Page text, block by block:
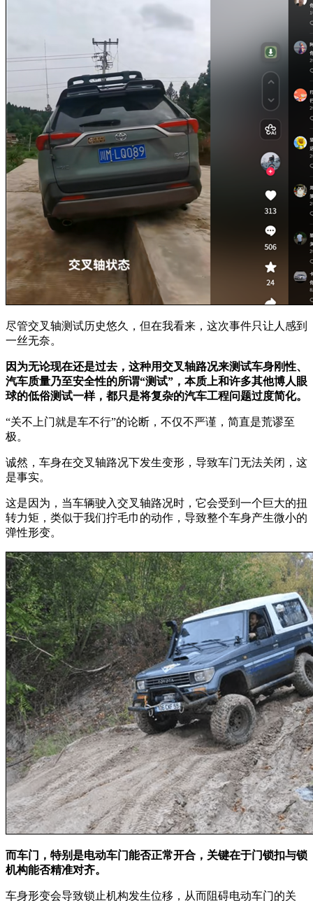
尽管交叉轴测试历史悠久，但在我看来，这次事件只让人感到
一丝无奈。
因为无论现在还是过去，这种用交叉轴路况来测试车身刚性、
汽车质量乃至安全性的所谓“测试”，本质上和许多其他博人眼
球的低俗测试一样，都只是将复杂的汽车工程问题过度简化。
“关不上门就是车不行”的论断，不仅不严谨，简直是荒谬至
极。
诚然，车身在交叉轴路况下发生变形，导致车门无法关闭，这
是事实。
这是因为，当车辆驶入交叉轴路况时，它会受到一个巨大的扭
转力矩，类似于我们拧毛巾的动作，导致整个车身产生微小的
弹性形变。
而车门，特别是电动车门能否正常开合，关键在于门锁扣与锁
机构能否精准对齐。
车身形变会导致锁止机构发生位移，从而阻碍电动车门的关